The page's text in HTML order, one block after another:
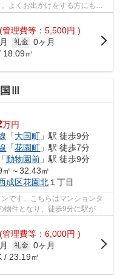
よくお出かけをする方にも便
(管理費等：5,500円 )
礼金 0ヶ月
18.09㎡
国Ⅲ
万円
「大国町 」駅 徒歩9分
「花園町 」駅 徒歩7分
「動物園前 」駅 徒歩9分
～32.43㎡
成区花園北 １丁目
です。こちらはマンションタ
件となり、徒歩9分に駅があ
(管理費等：6,000円 )
礼金 0ヶ月
/ 23.19㎡